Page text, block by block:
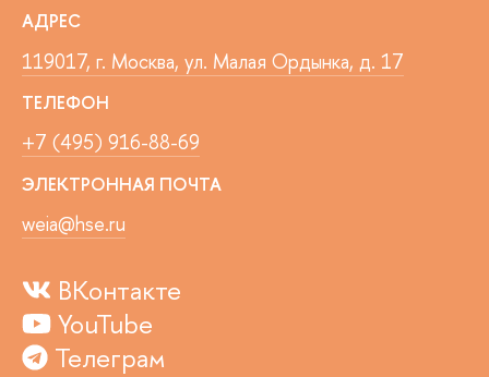
АДРЕС
119017, г. Москва, ул. Малая Ордынка, д. 17
ТЕЛЕФОН
+7 (495) 916-88-69
ЭЛЕКТРОННАЯ ПОЧТА
weia@hse.ru
ВКонтакте
YouTube
Телеграм